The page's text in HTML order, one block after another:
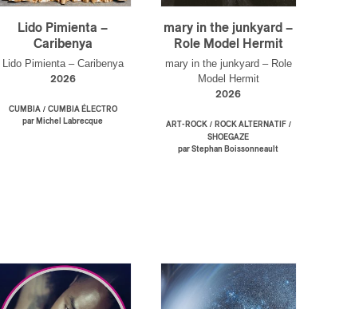
Lido Pimienta –
Caribenya
Lido Pimienta – Caribenya
2026
CUMBIA/ CUMBIA ÉLECTRO
par Michel Labrecque
mary in the junkyard –
Role Model Hermit
mary in the junkyard – Role
Model Hermit
2026
ART-ROCK/ ROCK ALTERNATIF/
SHOEGAZE
par Stephan Boissonneault